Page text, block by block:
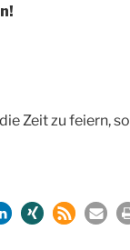
Zeit zu feiern,